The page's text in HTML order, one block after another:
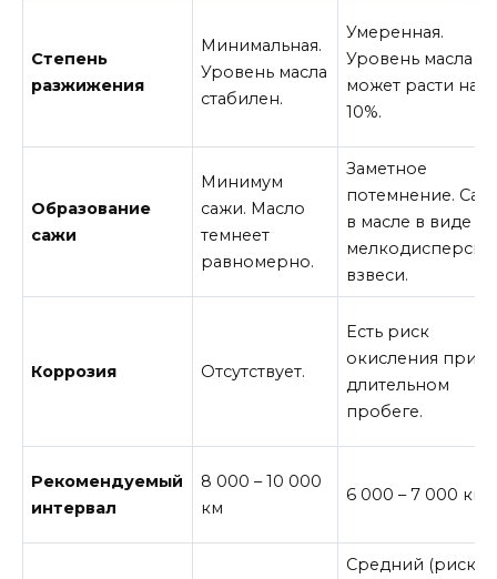
Степень
разжижения
Минимальная.
Уровень масла
стабилен.
Умеренная.
Уровень масла
может расти на
10%.
Образование
сажи
Минимум
сажи. Масло
темнеет
равномерно.
Заметное
потемнение.
в масле в виде
взвеси.
Коррозия Отсутствует.
Есть риск
окисления при
длительном
пробеге.
Рекомендуемый
интервал
8 000 – 10 000
км
6 000 – 7 000 км
Средний (риск